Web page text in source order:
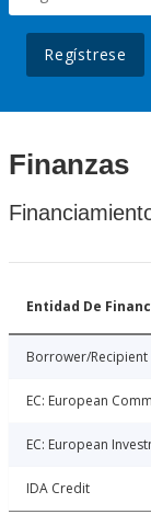
Regístrese
Finanzas
Entidad De
Borrower/Recipient
EC: European
EC: European
IDA Credit